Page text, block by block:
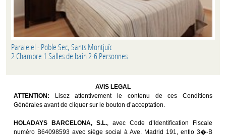
Parale el - Poble Sec, Sants Montjuïc
2 Chambre 1 Salles de bain 2-6 Personnes
AVIS LEGAL
ATTENTION: Lisez attentivement le contenu de ces Conditions
Générales avant de cliquer sur le bouton d’acceptation.
HOLADAYS BARCELONA, S.L., avec Code d’Identification Fiscale
numéro B64098593 avec siège social à Ave. Madrid 191, entlo 3�-B